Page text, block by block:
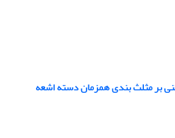
بر مثلث بندی همزمان دسته اشعه